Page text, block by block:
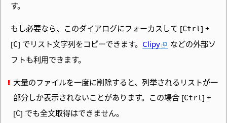
す。
もし必要なら、このダイアログにフォーカスして [Ctrl] +
[C] でリスト文字列をコピーできます。 Clipy
などの外部ソ
フトも利用できます。
大量のファイルを一度に削除すると、列挙されるリストが一
部分しか表示されないことがあります。この場合 [Ctrl] +
[C] でも全文取得はできません。